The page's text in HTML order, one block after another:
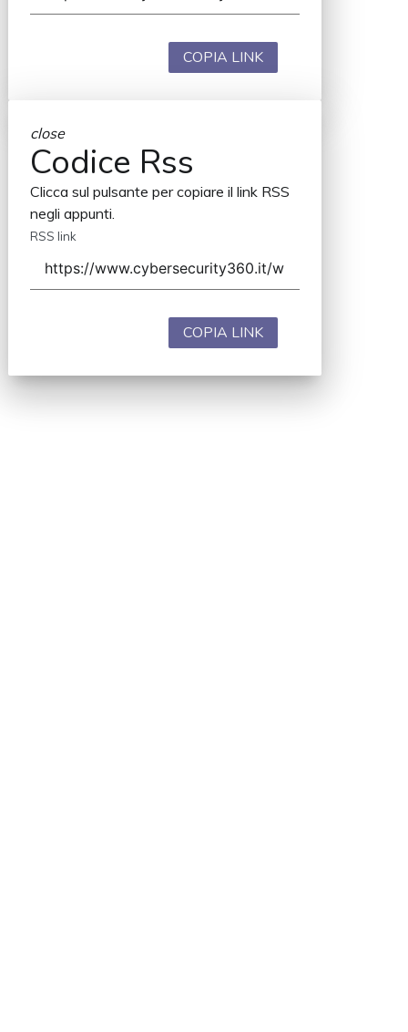
COPIA LINK
close
Codice Rss
Clicca sul pulsante per copiare il link RSS
negli appunti.
RSS link
COPIA LINK